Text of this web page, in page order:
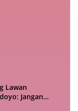
Lawan
Jangan